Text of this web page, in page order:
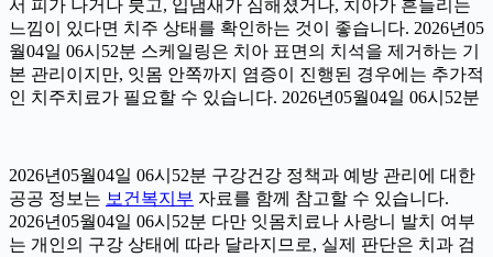
서 피가 나거나 붓고, 입냄새가 심해졌거나, 치아가 흔들리는
느낌이 있다면 치주 상태를 확인하는 것이 좋습니다. 2026년05
월04일 06시52분 스케일링은 치아 표면의 치석을 제거하는 기
본 관리이지만, 잇몸 안쪽까지 염증이 진행된 경우에는 추가적
인 치주치료가 필요할 수 있습니다. 2026년05월04일 06시52분
2026년05월04일 06시52분 구강건강 정책과 예방 관리에 대한
공공 정보는 보건복지부 자료를 함께 참고할 수 있습니다.
2026년05월04일 06시52분 다만 잇몸치료나 사랑니 발치 여부
는 개인의 구강 상태에 따라 달라지므로, 실제 판단은 치과 검